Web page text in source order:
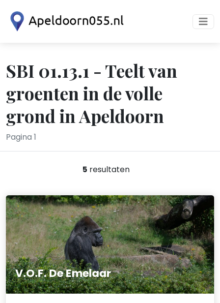
SBI 01.13.1 - Teelt van
groenten in de volle
grond in Apeldoorn
Pagina 1
5 resultaten
V.O.F. De Emelaar